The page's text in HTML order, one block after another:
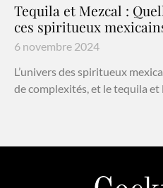
Tequila et Mezcal :
ces spiritueux
6 novembre 2024
L’univers des spiritueux
de complexités, et le tequila et